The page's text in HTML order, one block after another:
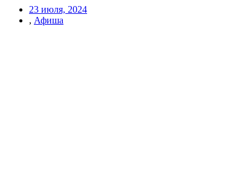
23 июля, 2024
, Афиша